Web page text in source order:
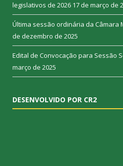
legislativos de 2026 17 de março de
Última sessão ordinária da Câmara
de dezembro de 2025
Edital de Convocação para Sessão
março de 2025
DESENVOLVIDO POR CR2